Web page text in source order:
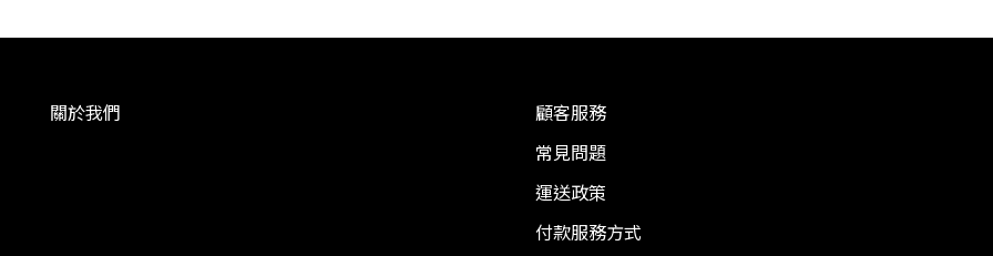
關於我們
顧客服務
常見問題
運送政策
付款服務方式